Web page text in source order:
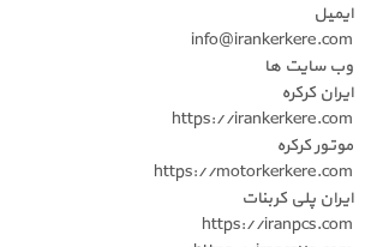
ایمیل
info@irankerkere.com
وب سایت ها
ایران کرکره
https://irankerkere.com
موتور کرکره
https://motorkerkere.com
ایران پلی کربنات
https://iranpcs.com